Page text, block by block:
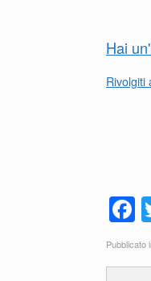
Hai
Rivolgiti
F
a
c
Pubblicato